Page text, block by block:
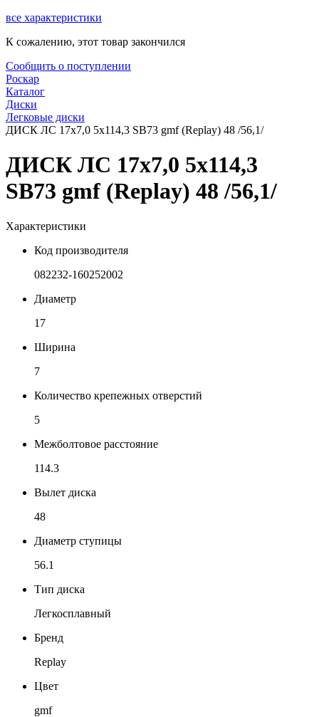
все характеристики
К сожалению, этот товар закончился
Сообщить о поступлении
Роскар
Каталог
Диски
Легковые диски
ДИСК ЛС 17x7,0 5x114,3 SB73 gmf (Replay) 48 /56,1/
ДИСК ЛС 17x7,0 5x114,3
SB73 gmf (Replay) 48 /56,1/
Характеристики
Код производителя
082232-160252002
Диаметр
17
Ширина
7
Количество крепежных отверстий
5
Межболтовое расстояние
114.3
Вылет диска
48
Диаметр ступицы
56.1
Тип диска
Легкосплавный
Бренд
Replay
Цвет
gmf